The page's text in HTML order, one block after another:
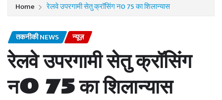
Home रेलवे उपरगामी सेतु क्रॉसिंग न0 75 का शिलान्यास
तकनीकी NEWS न्यूज़
रेलवे उपरगामी सेतु क्रॉसिंग
न0 75 का शिलान्यास